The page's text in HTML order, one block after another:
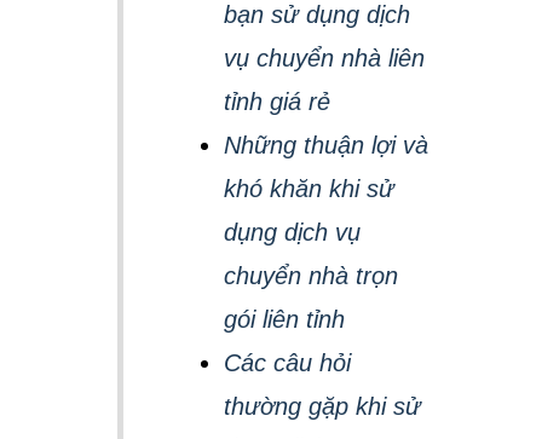
bạn sử dụng dịch
vụ chuyển nhà liên
tỉnh giá rẻ
Những thuận lợi và
khó khăn khi sử
dụng dịch vụ
chuyển nhà trọn
gói liên tỉnh
Các câu hỏi
thường gặp khi sử